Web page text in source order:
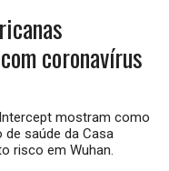
coronavírus
mostram como
de saúde da Casa
risco em Wuhan.